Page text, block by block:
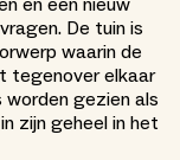
De tuin is
waarin de
tegenover elkaar
worden gezien als
zijn geheel in het